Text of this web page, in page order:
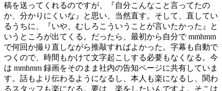
稿を送ってくれるのですが、『自分こんなこと言ってたの
か、分かりにくいな』と思い、当然直す。そして、直してい
るうちに、『いや、むしろこういうことが言いたかった』と
いうところが出てくる。だったら、最初から自分で mmhmm
で何回か撮り直しながら推敲すればよかった。字幕も自動で
つくので、時間もかけて文字起こしする必要もなくなる。今
は mmhmm 録画をそのまま社内の告知ページに共有していま
す。話もより伝わるようになるし、本人も楽になるし、関わ
るスタッフも楽になる。要は、楽をしたいんですよ。そこは